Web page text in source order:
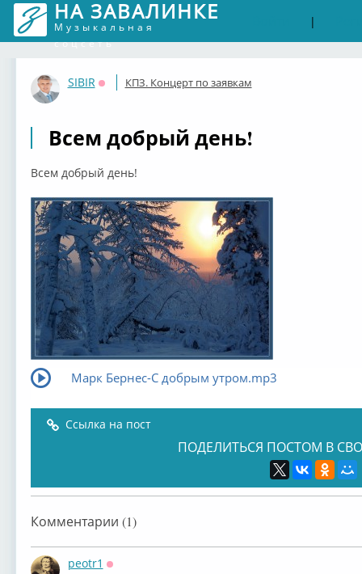
НА ЗАВАЛИНКЕ
Музыкальная
соцсеть
|
SIBIR
Оффлайн
КПЗ. Концерт по заявкам
Всем добрый день!
Всем добрый день!
Марк Бернес-С добрым утром.mp3
Ссылка на пост
ПОДЕЛИТЬСЯ ПОСТОМ В
Комментарии (1)
peotr1